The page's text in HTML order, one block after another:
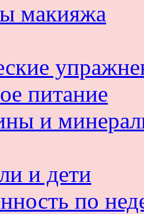
макияжа
питание
и
и дети
по